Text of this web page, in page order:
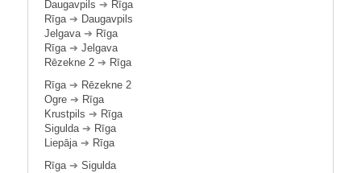
Daugavpils ➔ Rīga
Rīga➔ Daugavpils
Jelgava➔ Rīga
Rīga➔ Jelgava
Rēzekne 2 ➔ Rīga
Rīga➔ Rēzekne 2
Ogre ➔ Rīga
Krustpils ➔ Rīga
Sigulda➔ Rīga
Liepāja➔ Rīga
Rīga➔ Sigulda